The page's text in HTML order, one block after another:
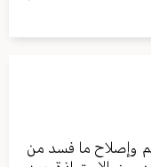
وإصلاح ما فسد من